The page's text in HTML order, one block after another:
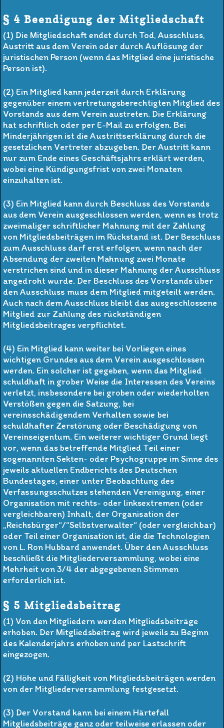
§ 4 Beendigung der Mitgliedschaft
(1) Die Mitgliedschaft endet durch Tod, Ausschluss,
Austritt aus dem Verein oder durch Auflösung der
juristischen Person (wenn das Mitglied eine juristische
Person ist).
(2) Ein Mitglied kann jederzeit durch Erklärung
gegenüber einem vertretungsberechtigten Mitglied des
Vorstands aus dem Verein austreten. Die Erklärung
hat schriftlich oder per E-Mail zu erfolgen. Bei
Minderjährigen ist die Austrittserklärung durch die
gesetzlichen Vertreter abzugeben. Der Austritt kann
nur zum Ende eines Geschäftsjahrs erklärt werden,
wobei eine Kündigungsfrist von zwei Monaten
einzuhalten ist.
(3) Ein Mitglied kann durch Beschluss des Vorstands
aus dem Verein ausgeschlossen werden, wenn es trotz
zweimaliger schriftlicher Mahnung mit der Zahlung
von Mitgliedsbeiträgen im Rückstand ist. Der Beschluss
zum Ausschluss darf erst erfolgen, wenn nach der
Absendung der zweiten Mahnung zwei Monate
verstrichen sind und in dieser Mahnung der Ausschluss
angedroht wurde. Der Beschluss des Vorstands über
den Ausschluss muss dem Mitglied mitgeteilt werden.
Auch nach dem Ausschluss bleibt das ausgeschlossene
Mitglied zur Zahlung des rückständigen
Mitgliedsbeitrages verpflichtet.
(4) Ein Mitglied kann weiter bei Vorliegen eines
wichtigen Grundes aus dem Verein ausgeschlossen
werden. Ein solcher ist gegeben, wenn das Mitglied
schuldhaft in grober Weise die Interessen des Vereins
verletzt, insbesondere bei groben oder wiederholten
Verstößen gegen die Satzung, bei
vereinsschädigendem Verhalten sowie bei
schuldhafter Zerstörung oder Beschädigung von
Vereinseigentum. Ein weiterer wichtiger Grund liegt
vor, wenn das betreffende Mitglied Teil einer
sogenannten Sekten- oder Psychogruppe im Sinne des
jeweils aktuellen Endberichts des Deutschen
Bundestages, einer unter Beobachtung des
Verfassungsschutzes stehenden Vereinigung, einer
Organisation mit rechts- oder linksextremen (oder
vergleichbaren) Inhalt, der Organisation der
„Reichsbürger“/“Selbstverwalter“ (oder vergleichbar)
oder Teil einer Organisation ist, die die Technologien
von L. Ron Hubbard anwendet. Über den Ausschluss
beschließt die Mitgliederversammlung, wobei eine
Mehrheit von 3/4 der abgegebenen Stimmen
erforderlich ist.
§ 5 Mitgliedsbeitrag
(1) Von den Mitgliedern werden Mitgliedsbeiträge
erhoben. Der Mitgliedsbeitrag wird jeweils zu Beginn
des Kalenderjahrs erhoben und per Lastschrift
eingezogen.
(2) Höhe und Fälligkeit von Mitgliedsbeiträgen werden
von der Mitgliederversammlung festgesetzt.
(3) Der Vorstand kann bei einem Härtefall
Mitgliedsbeiträge ganz oder teilweise erlassen oder